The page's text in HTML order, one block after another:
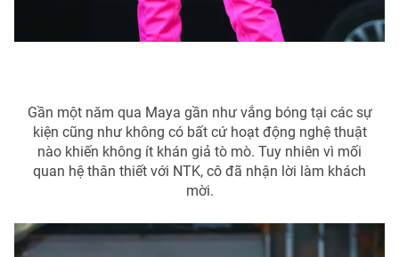
Gần một năm qua Maya gần như vắng bóng tại các sự
kiện cũng như không có bất cứ hoạt động nghệ thuật
nào khiến không ít khán giả tò mò. Tuy nhiên vì mối
quan hệ thân thiết với NTK, cô đã nhận lời làm khách
mời.